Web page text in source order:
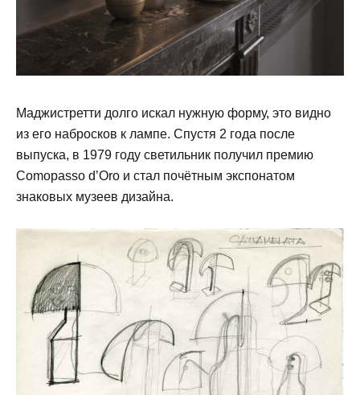
Маджистретти долго искал нужную форму, это видно
из его набросков к лампе. Спустя 2 года после
выпуска, в 1979 году светильник получил премию
Comоpasso d’Oro и стал почётным экспонатом
знаковых музеев дизайна.